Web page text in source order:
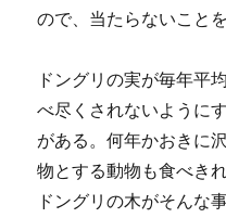
ので、当たらないこと
ドングリの実が毎年平
べ尽くされないように
がある。何年かおきに
物とする動物も食べき
ドングリの木がそんな